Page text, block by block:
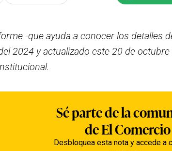
-que ayuda a conocer los detalles
2024 y actualizado este 20 de